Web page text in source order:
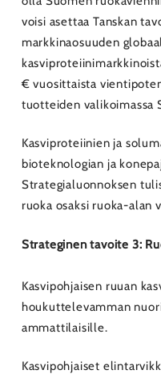
voisi asettaa Tanskan
markkinaosuuden
€ vuosittaista
tuotteiden valikoimassa
Kasviproteiinien ja
bioteknologian ja
Strategialuonnoksen
ruoka osaksi ruoka-alan
Strateginen tavoite 3:
Kasvipohjaisen ruuan
houkuttelevamman
ammattilaisille.
Kasvipohjaiset